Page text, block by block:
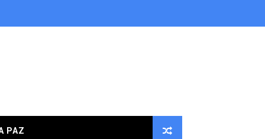
PAZ